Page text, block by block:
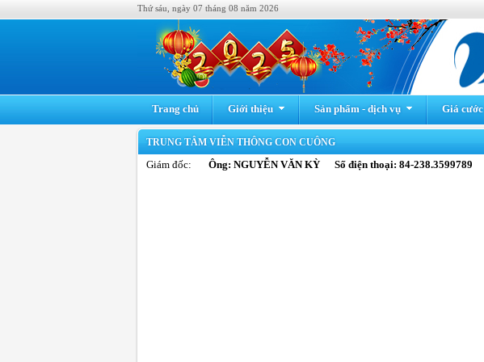
Thứ sáu, ngày 07 tháng 08 năm 2026
Trang chủ Giới thiệu Sản phẩm - dịch vụ Giá cước
TRUNG TÂM VIỄN THÔNG CON CUÔNG
Giám đốc: Ông: NGUYỄN VĂN KỲ Số điện thoại: 84-238.3599789